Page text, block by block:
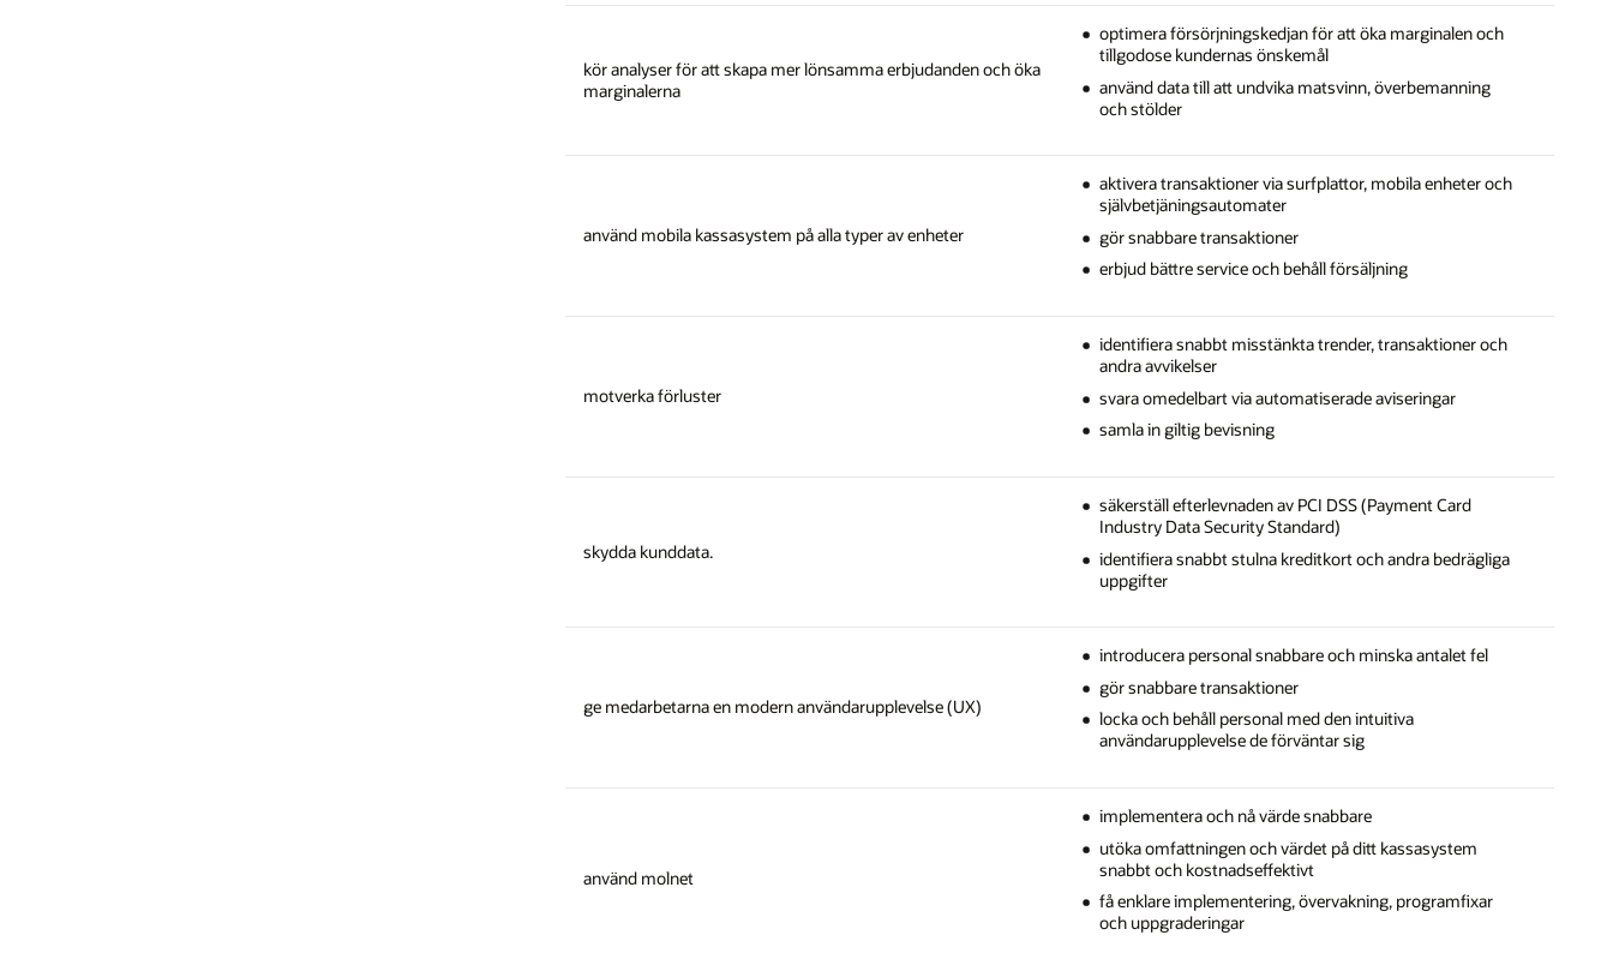
kör analyser för att skapa mer lönsamma erbjudanden och öka
marginalerna
optimera försörjningskedjan för att öka marginalen och
tillgodose kundernas önskemål
använd data till att undvika matsvinn, överbemanning
och stölder
använd mobila kassasystem på alla typer av enheter
aktivera transaktioner via surfplattor, mobila enheter och
självbetjäningsautomater
gör snabbare transaktioner
erbjud bättre service och behåll försäljning
motverka förluster
identifiera snabbt misstänkta trender, transaktioner och
andra avvikelser
svara omedelbart via automatiserade aviseringar
samla in giltig bevisning
skydda kunddata.
säkerställ efterlevnaden av PCI DSS (Payment Card
Industry Data Security Standard)
identifiera snabbt stulna kreditkort och andra bedrägliga
uppgifter
ge medarbetarna en modern användarupplevelse (UX)
introducera personal snabbare och minska antalet fel
gör snabbare transaktioner
locka och behåll personal med den intuitiva
användarupplevelse de förväntar sig
använd molnet
implementera och nå värde snabbare
utöka omfattningen och värdet på ditt kassasystem
snabbt och kostnadseffektivt
få enklare implementering, övervakning, programfixar
och uppgraderingar